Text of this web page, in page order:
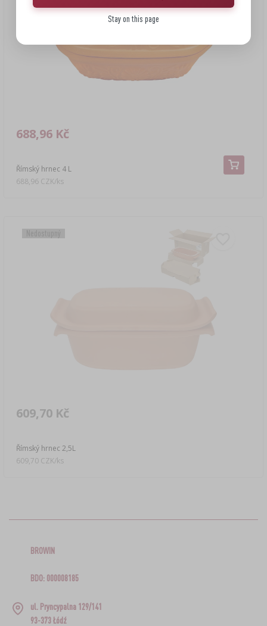
Římský hrnec 4 L
688,96 Kč
688,96 CZK/ks
Římský hrnec 2,5L
609,70 Kč
609,70 CZK/ks
Stay on this page
BROWIN
BDO: 000008185
ul. Pryncypalna 129/141
93-373 Łódź